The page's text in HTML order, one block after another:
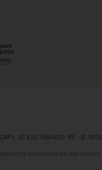
35.522.756/0001-85 - IE: